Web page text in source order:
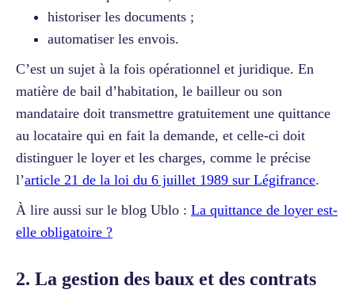
historiser les documents ;
automatiser les envois.
C’est un sujet à la fois opérationnel et juridique. En
matière de bail d’habitation, le bailleur ou son
mandataire doit transmettre gratuitement une quittance
au locataire qui en fait la demande, et celle-ci doit
distinguer le loyer et les charges, comme le précise
l’article 21 de la loi du 6 juillet 1989 sur Légifrance.
À lire aussi sur le blog Ublo : La quittance de loyer est-
elle obligatoire ?
2. La gestion des baux et des contrats